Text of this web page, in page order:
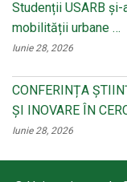
Studenții USARB
mobilității urbane …
Iunie 28, 2026
CONFERINȚA
ŞI INOVARE ÎN
Iunie 28, 2026